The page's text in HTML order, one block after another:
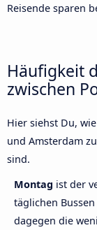
Reisende sparen
Häufigkeit
zwischen
Hier siehst Du,
und Amsterdam
sind.
Montag ist der
täglichen
dagegen die